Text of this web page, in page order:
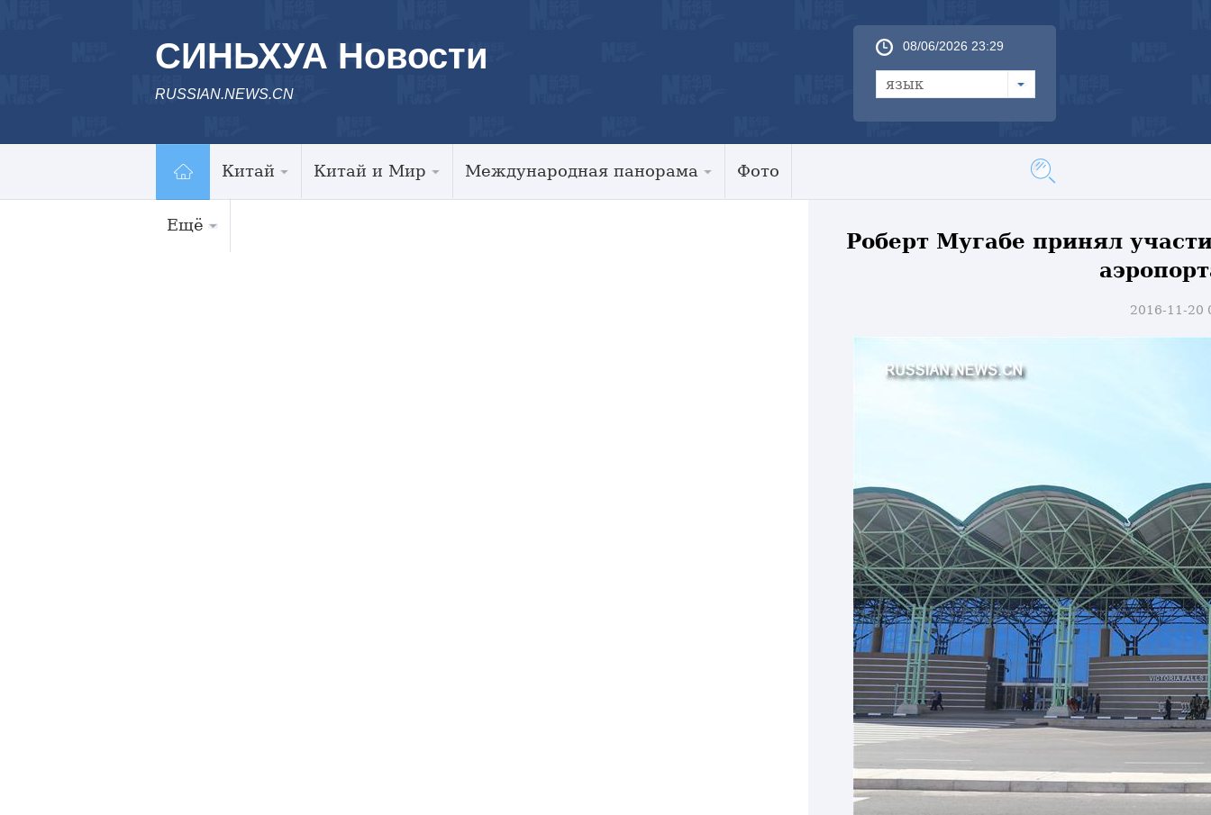
СИНЬХУА Новости
RUSSIAN.NEWS.CN
08/06/2026 23:29
язык
Китай Китай и Мир Международная панорама Фото
Ещё
Роберт Мугабе принял
2016-11-20